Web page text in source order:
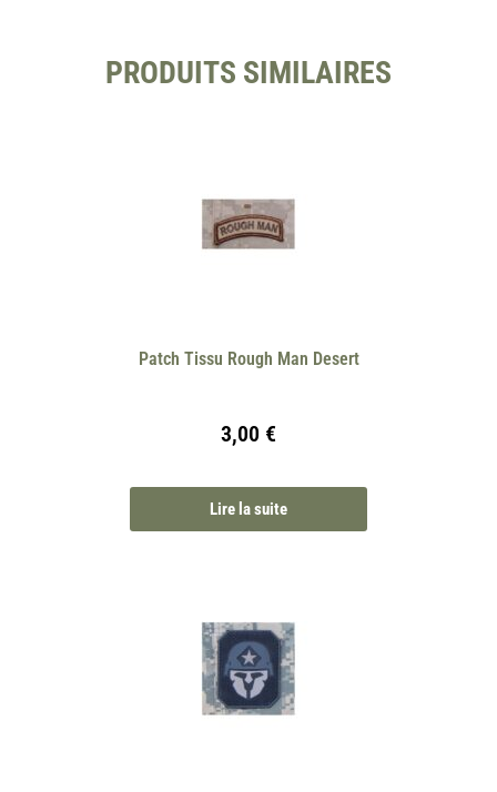
PRODUITS SIMILAIRES
Patch Tissu Rough Man Desert
3,00 €
Lire la suite